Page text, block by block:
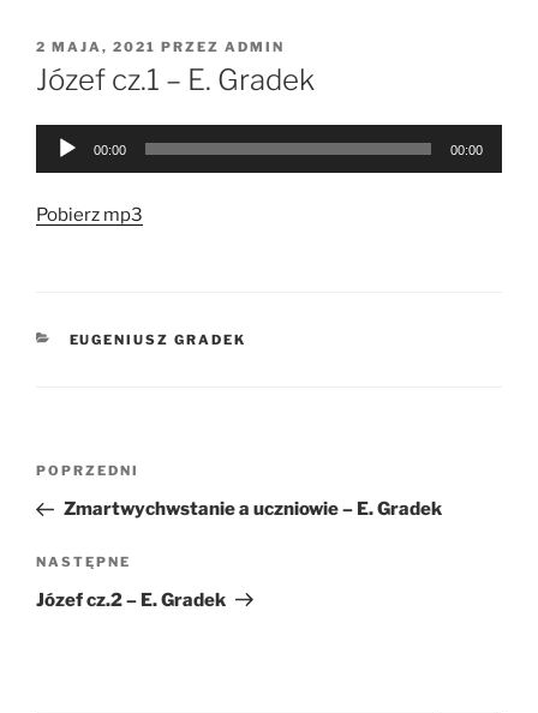
OPUBLIKOWANE
W
2 MAJA, 2021 PRZEZ ADMIN
Józef cz.1 – E. Gradek
Odtwarzacz
00:00 00:00
Pobierz mp3
KATEGORIE
EUGENIUSZ GRADEK
Nawigacja
Poprzedni
wpis
POPRZEDNI
Zmartwychwstanie a uczniowie – E. Gradek
Następny
wpis
NASTĘPNE
Józef cz.2 – E. Gradek